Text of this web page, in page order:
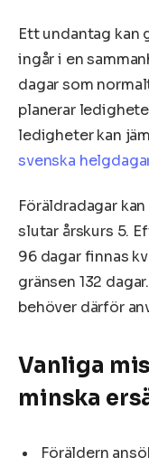
Ett undantag kan
ingår i en
dagar som
planerar
ledigheter kan
svenska
Föräldradagar
slutar årskurs 5.
96 dagar finnas
gränsen 132
behöver därför
Vanliga
minska
Föräldern